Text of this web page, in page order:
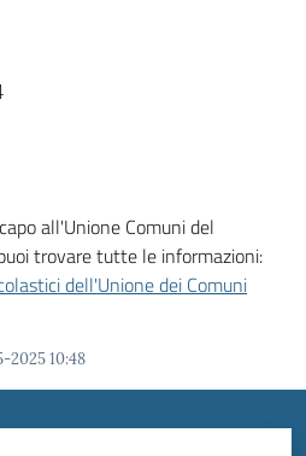
all'Unione Comuni del
trovare tutte le informazioni:
dell'Unione dei Comuni
2025 10:48